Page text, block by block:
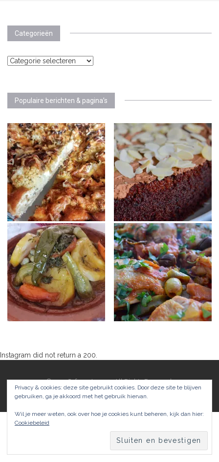
Categorieën
Categorieën
Populaire berichten & pagina’s
Instagram did not return a 200.
©2017 SafranaArgana. All Rights Reserved.
Theme byMOOZ ThemesPowered by WordPress
Privacy & cookies: deze site gebruikt cookies. Door deze site te blijven
gebruiken, ga je akkoord met het gebruik hiervan.
Wil je meer weten, ook over hoe je cookies kunt beheren, kijk dan hier:
Cookiebeleid